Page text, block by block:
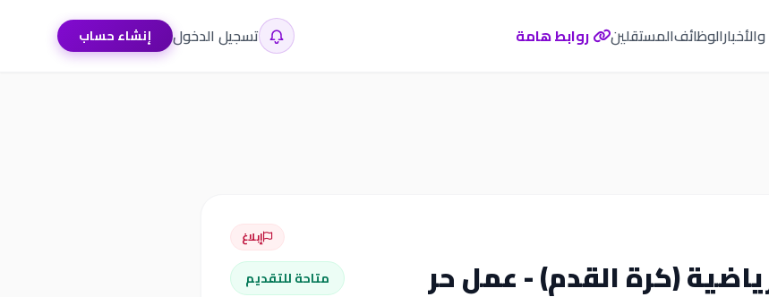
الوظائفالمستقلين روابط هامة تسجيل الدخول إنشاء حساب
إبلاغ
(كرة القدم) - عمل حر متاحة للتقديم